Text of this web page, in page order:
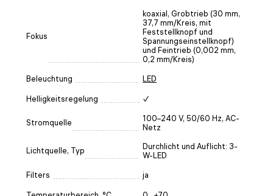
Fokus
koaxial, Grobtrieb (30 mm,
37,7 mm/Kreis, mit
Feststellknopf und
Spannungseinstellknopf)
und Feintrieb (0,002 mm,
0,2 mm/Kreis)
Beleuchtung LED
Helligkeitsregelung ✓
Stromquelle
100–240 V, 50/60 Hz, AC-
Netz
Lichtquelle, Typ
Durchlicht und Auflicht: 3-
W-LED
Filters ja